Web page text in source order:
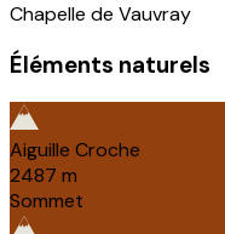
Chapelle de Vauvray
Éléments naturels
Aiguille Croche
2487 m
Sommet